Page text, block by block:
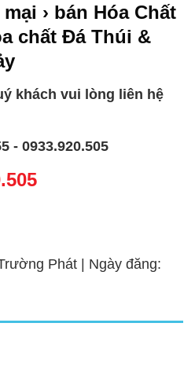
› bán Hóa Chất
chất Đá Thúi &
khách vui lòng liên hệ
- 0933.920.505
Phát | Ngày đăng: